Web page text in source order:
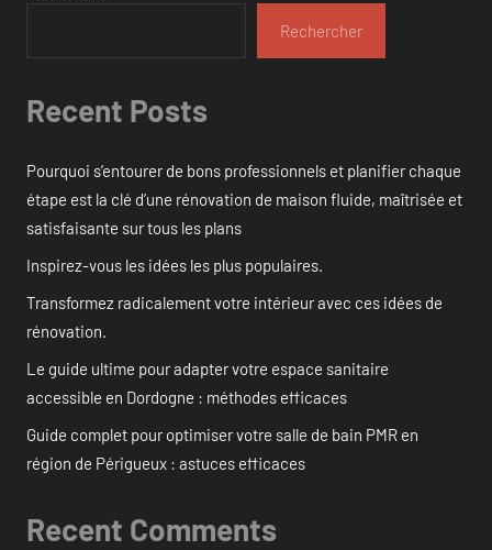
Rechercher
Recent Posts
Pourquoi s’entourer de bons professionnels et planifier chaque
étape est la clé d’une rénovation de maison fluide, maîtrisée et
satisfaisante sur tous les plans
Inspirez-vous les idées les plus populaires.
Transformez radicalement votre intérieur avec ces idées de
rénovation.
Le guide ultime pour adapter votre espace sanitaire
accessible en Dordogne : méthodes efficaces
Guide complet pour optimiser votre salle de bain PMR en
région de Périgueux : astuces efficaces
Recent Comments